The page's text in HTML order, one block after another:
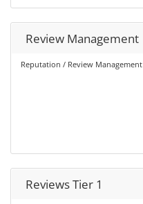
Review Management
Reputation / Review Management
Reviews Tier 1